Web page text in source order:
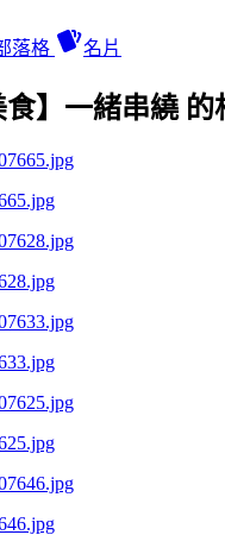
落格 名片
食】一緒串繞 的